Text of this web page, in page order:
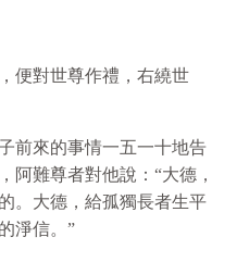
對世尊作禮，右繞世
來的事情一五一十地告
阿難尊者對他說：“大德，
。大德，給孤獨長者生平
淨信。”